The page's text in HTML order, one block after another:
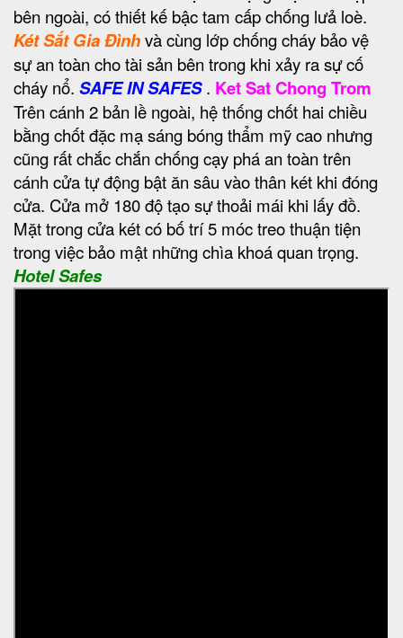
bên ngoài, có thiết kế bậc tam cấp chống lưả loè.
Két Sắt Gia Đìnhvà cùng lớp chống cháy bảo vệ
sự an toàn cho tài sản bên trong khi xảy ra sự cố
cháy nổ. SAFE IN SAFES. Ket Sat Chong Trom
Trên cánh 2 bản lề ngoài, hệ thống chốt hai chiều
bằng chốt đặc mạ sáng bóng thẩm mỹ cao nhưng
cũng rất chắc chắn chống cạy phá an toàn trên
cánh cửa tự động bật ăn sâu vào thân két khi đóng
cửa. Cửa mở 180 độ tạo sự thoải mái khi lấy đồ.
Mặt trong cửa két có bố trí 5 móc treo thuận tiện
trong việc bảo mật những chìa khoá quan trọng.
Hotel Safes